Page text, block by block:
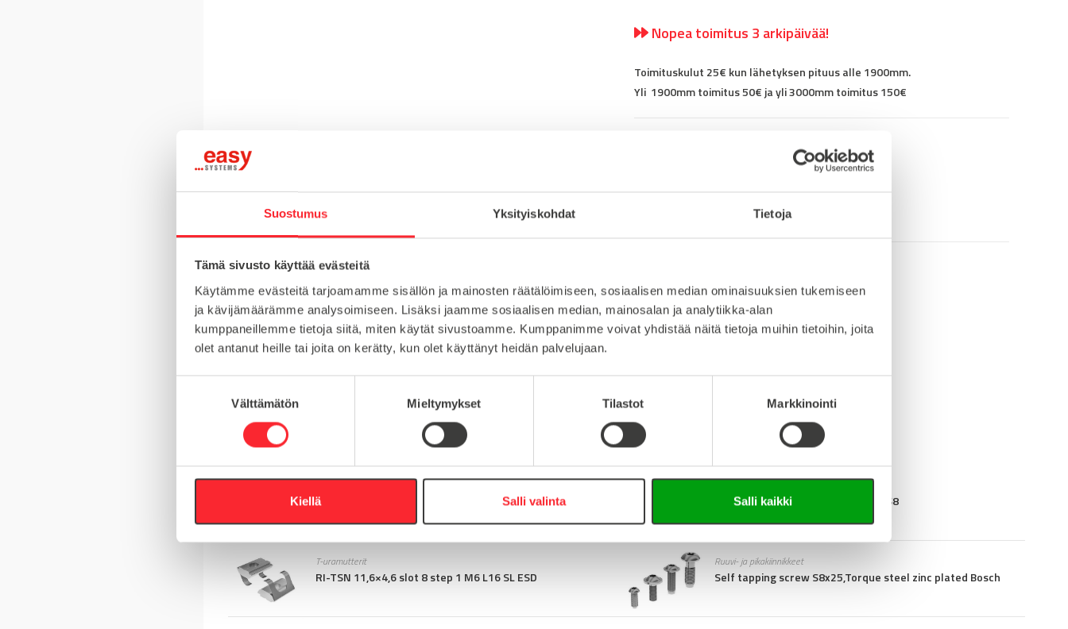
Suostumus Yksityiskohdat Tietoja
Tämä sivusto käyttää evästeitä
Käytämme evästeitä tarjoamamme sisällön ja mainosten räätälöimiseen, sosiaalisen median ominaisuuksien tukemiseen
ja kävijämäärämme analysoimiseen. Lisäksi jaamme sosiaalisen median, mainosalan ja analytiikka-alan
kumppaneillemme tietoja siitä, miten käytät sivustoamme. Kumppanimme voivat yhdistää näitä tietoja muihin tietoihin, joita
olet antanut heille tai joita on kerätty, kun olet käyttänyt heidän palvelujaan.
k
Välttämätön Mieltymykset Tilastot Markkinointi
Kiellä Salli valinta Salli kaikki
Nopea toimitus 3 arkipäivää!
Toimituskulut 25€ kun lähetyksen pituus alle 1900mm.
Yli 1900mm toimitus 50€ ja yli 3000mm toimitus 150€
URA
8
TYYPPI
BSB
LISÄKOODI
BSB3030 2N90-11061
Lataa tuoteinfo (saksa/englanti)
Yhteensopivia tuotteita
Ruuvi- ja pikakiinnikkeet
Central connector slot 8 hammer 0° st zp
Peitelistat ja päätytulpat
Cover Cap 30 x 30 cross d=7,6 r=3 S8
T-uramutterit
RI-TSN 11,6×4,6 slot 8 step 1 M6 L16 SL ESD
Ruuvi- ja pikakiinnikkeet
Self tapping screw S8x25,Torque steel zinc plated Bosch